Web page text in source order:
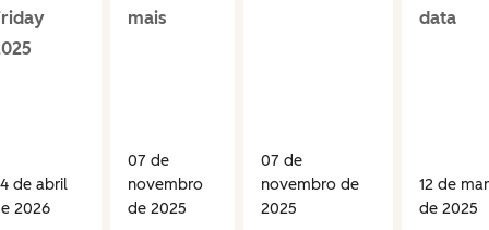
de abril
2026
mais
07 de
novembro
de 2025
07 de
novembro de
2025
data
12 de
de 2025